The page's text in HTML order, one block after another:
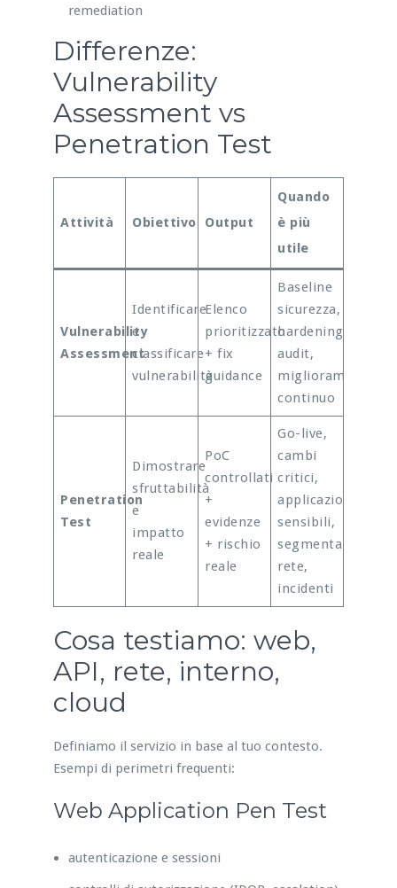
remediation
Differenze:
Vulnerability
Assessment vs
Penetration Test
Attività Obiettivo Output
Quando
è più
utile
Vulnerability
Assessment
Identificare
e
classificare
vulnerabilità
Elenco
prioritizzato
+ fix
guidance
Baseline
sicurezza,
hardening,
audit,
miglioramento
continuo
Penetration
Test
Dimostrare
sfruttabilità
e
impatto
reale
PoC
controllati
+
evidenze
+ rischio
reale
Go-live,
cambi
critici,
applicazioni
sensibili,
segmentazione
rete,
incidenti
Cosa testiamo: web,
API, rete, interno,
cloud
Definiamo il servizio in base al tuo contesto.
Esempi di perimetri frequenti:
Web Application Pen Test
autenticazione e sessioni